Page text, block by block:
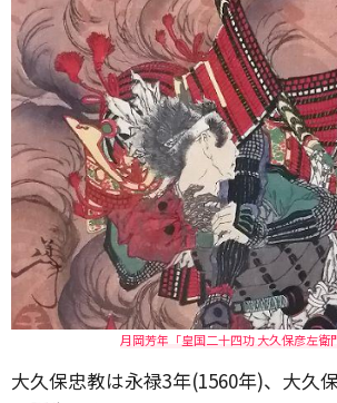
月岡芳年「皇国二十四功 大久保彦左衛
大久保忠教は永禄3年(1560年)、大久